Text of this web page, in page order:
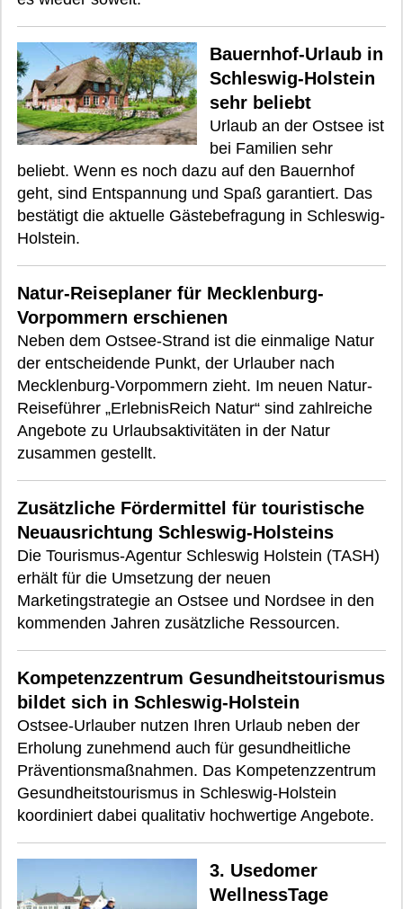
Bauernhof-Urlaub in
Schleswig-Holstein
sehr beliebt
Urlaub an der Ostsee ist
bei Familien sehr
beliebt. Wenn es noch dazu auf den Bauernhof
geht, sind Entspannung und Spaß garantiert. Das
bestätigt die aktuelle Gästebefragung in Schleswig-
Holstein.
Natur-Reiseplaner für Mecklenburg-
Vorpommern erschienen
Neben dem Ostsee-Strand ist die einmalige Natur
der entscheidende Punkt, der Urlauber nach
Mecklenburg-Vorpommern zieht. Im neuen Natur-
Reiseführer „ErlebnisReich Natur“ sind zahlreiche
Angebote zu Urlaubsaktivitäten in der Natur
zusammen gestellt.
Zusätzliche Fördermittel für touristische
Neuausrichtung Schleswig-Holsteins
Die Tourismus-Agentur Schleswig Holstein (TASH)
erhält für die Umsetzung der neuen
Marketingstrategie an Ostsee und Nordsee in den
kommenden Jahren zusätzliche Ressourcen.
Kompetenzzentrum Gesundheitstourismus
bildet sich in Schleswig-Holstein
Ostsee-Urlauber nutzen Ihren Urlaub neben der
Erholung zunehmend auch für gesundheitliche
Präventionsmaßnahmen. Das Kompetenzzentrum
Gesundheitstourismus in Schleswig-Holstein
koordiniert dabei qualitativ hochwertige Angebote.
3. Usedomer
WellnessTage